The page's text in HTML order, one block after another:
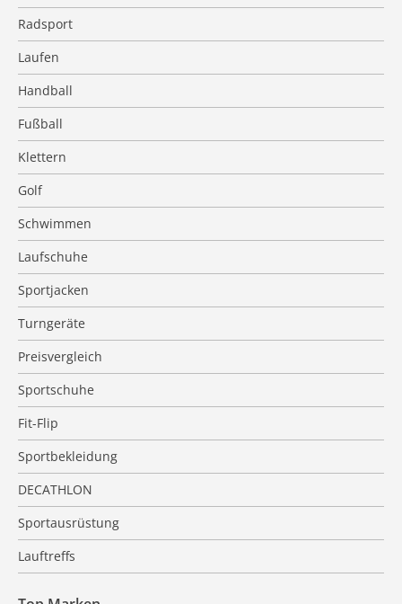
Radsport
Laufen
Handball
Fußball
Klettern
Golf
Schwimmen
Laufschuhe
Sportjacken
Turngeräte
Preisvergleich
Sportschuhe
Fit-Flip
Sportbekleidung
DECATHLON
Sportausrüstung
Lauftreffs